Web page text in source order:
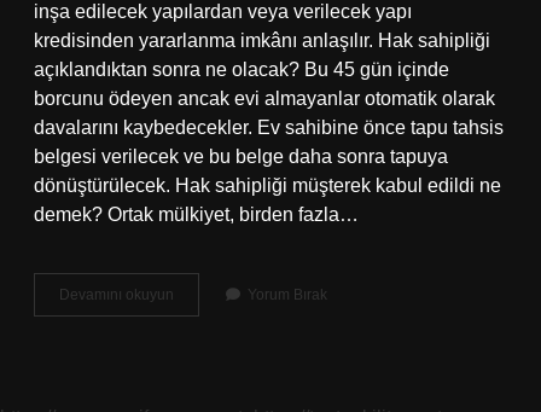
inşa edilecek yapılardan veya verilecek yapı
kredisinden yararlanma imkânı anlaşılır. Hak sahipliği
açıklandıktan sonra ne olacak? Bu 45 gün içinde
borcunu ödeyen ancak evi almayanlar otomatik olarak
davalarını kaybedecekler. Ev sahibine önce tapu tahsis
belgesi verilecek ve bu belge daha sonra tapuya
dönüştürülecek. Hak sahipliği müşterek kabul edildi ne
demek? Ortak mülkiyet, birden fazla…
Devamını okuyun
Hak
Yorum Bırak